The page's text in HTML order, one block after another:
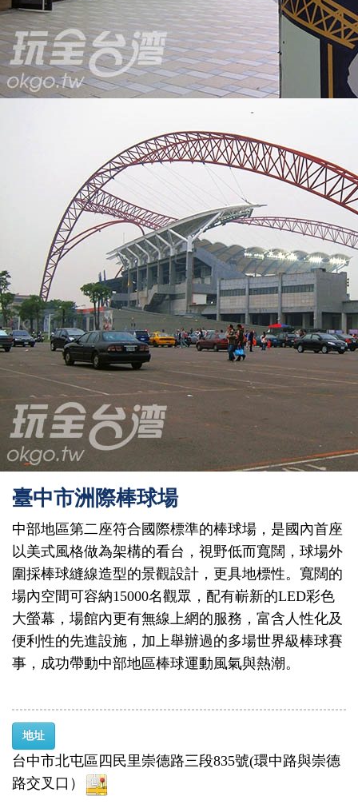
臺中市洲際棒球場
中部地區第二座符合國際標準的棒球場，是國內首座
以美式風格做為架構的看台，視野低而寬闊，球場外
圍採棒球縫線造型的景觀設計，更具地標性。寬闊的
場內空間可容納15000名觀眾，配有嶄新的LED彩色
大螢幕，場館內更有無線上網的服務，富含人性化及
便利性的先進設施，加上舉辦過的多場世界級棒球賽
事，成功帶動中部地區棒球運動風氣與熱潮。
地址
台中市北屯區四民里崇德路三段835號(環中路與崇德
路交叉口）